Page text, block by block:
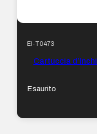
EI-T0473
Cartuccia
Esaurito